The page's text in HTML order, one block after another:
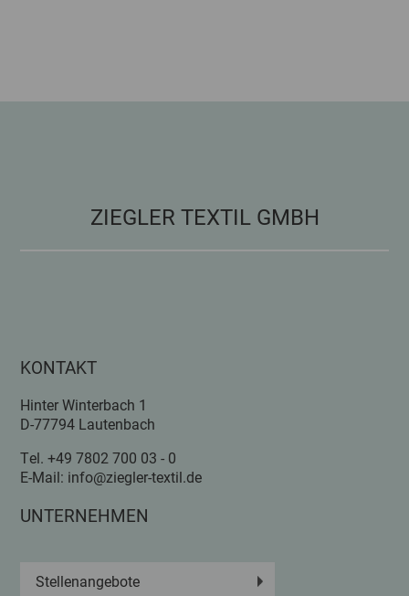
ZIEGLER TEXTIL GMBH
KONTAKT
Hinter Winterbach 1
D-77794 Lautenbach
Tel.+49 7802 700 03 - 0
E-Mail: info@ziegler-textil.de
UNTERNEHMEN
Stellenangebote